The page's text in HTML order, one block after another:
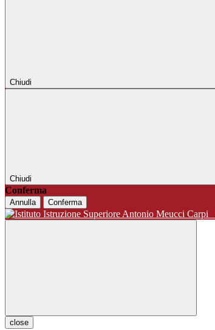
Chiudi
Chiudi
Conferma
Annulla Conferma
close